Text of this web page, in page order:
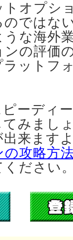
オプシ
ではな
な海外
の評価
ットフ
ーディ
みまし
出来ます
攻略方
ください